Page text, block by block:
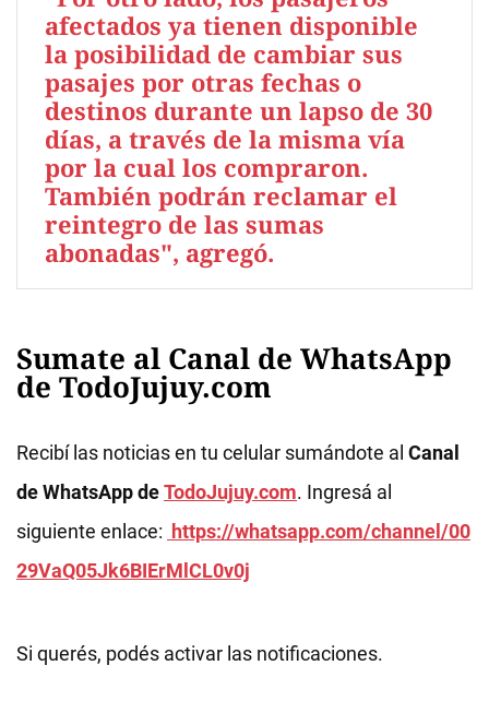
afectados ya tienen disponible
la posibilidad de cambiar sus
pasajes por otras fechas o
destinos durante un lapso de 30
días, a través de la misma vía
por la cual los compraron.
También podrán reclamar el
reintegro de las sumas
abonadas", agregó.
Sumate al Canal de WhatsApp
de TodoJujuy.com
Recibí las noticias en tu celular sumándote al Canal
de WhatsApp deTodoJujuy.com. Ingresá al
siguiente enlace: https://whatsapp.com/channel/00
29VaQ05Jk6BIErMlCL0v0j
Si querés, podés activar las notificaciones.